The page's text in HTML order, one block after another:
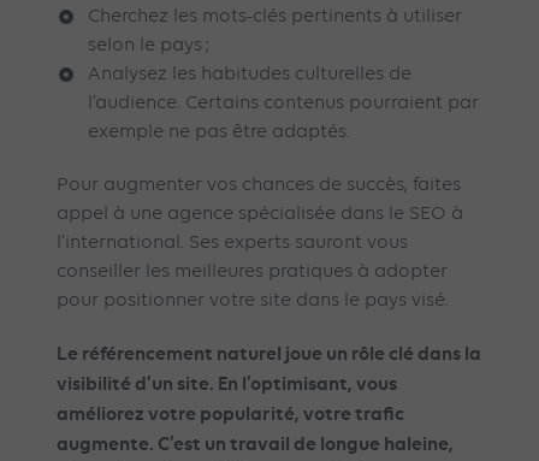
Cherchez les mots-clés pertinents à utiliser
selon le pays ;
Analysez les habitudes culturelles de
l’audience. Certains contenus pourraient par
exemple ne pas être adaptés.
Pour augmenter vos chances de succès, faites
appel à une agence spécialisée dans le SEO à
l’international. Ses experts sauront vous
conseiller les meilleures pratiques à adopter
pour positionner votre site dans le pays visé.
Le référencement naturel joue un rôle clé dans la
visibilité d’un site. En l’optimisant, vous
améliorez votre popularité, votre trafic
augmente. C’est un travail de longue haleine,